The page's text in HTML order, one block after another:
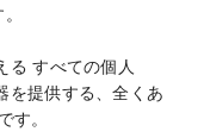
る すべての個人
を提供する、全くあ
す。